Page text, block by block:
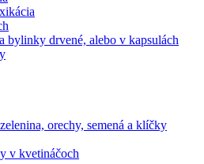
bylinky drvené, alebo v kapsulách
orechy, semená a klíčky
v kvetináčoch